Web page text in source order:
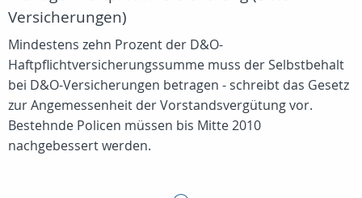
Versicherungen)
Mindestens zehn Prozent der D&O-
Haftpflichtversicherungssumme muss der Selbstbehalt
bei D&O-Versicherungen betragen - schreibt das Gesetz
zur Angemessenheit der Vorstandsvergütung vor.
Bestehnde Policen müssen bis Mitte 2010
nachgebessert werden.